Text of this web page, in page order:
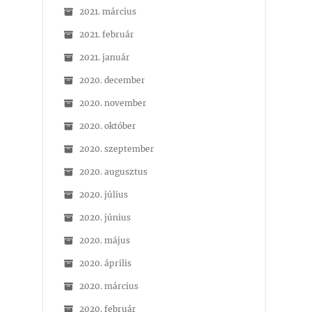
2021. március
2021. február
2021. január
2020. december
2020. november
2020. október
2020. szeptember
2020. augusztus
2020. július
2020. június
2020. május
2020. április
2020. március
2020. február